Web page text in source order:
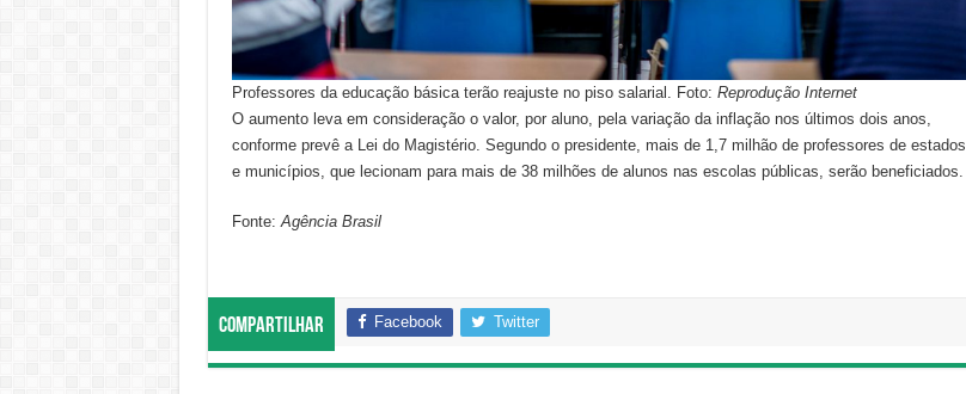
Professores da educação básica terão reajuste no piso salarial. Foto: Reprodução Internet
O aumento leva em consideração o valor, por aluno, pela variação da inflação nos últimos dois anos,
conforme prevê a Lei do Magistério. Segundo o presidente, mais de 1,7 milhão de professores de estados
e municípios, que lecionam para mais de 38 milhões de alunos nas escolas públicas, serão beneficiados.
Fonte: Agência Brasil
Compartilhar Facebook Twitter